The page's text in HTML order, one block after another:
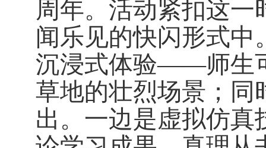
周年。活动紧扣这
闻乐见的快闪形式
沉浸式体验——师生
草地的壮烈场景；同
出。一边是虚拟仿真